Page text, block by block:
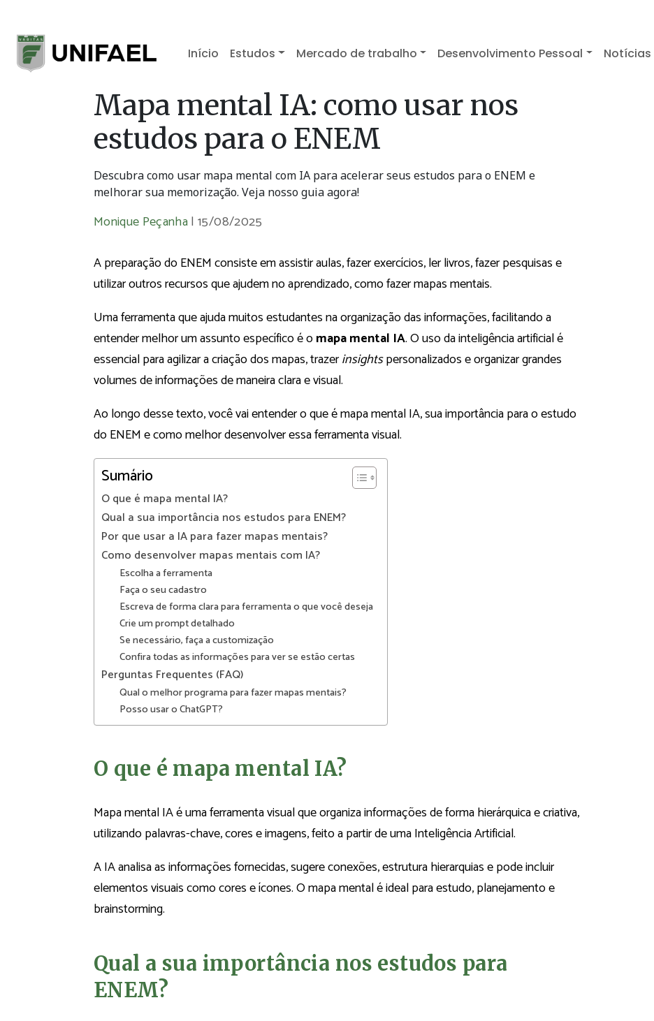
Início Estudos Mercado de trabalho Desenvolvimento Pessoal Notícias
Mapa mental IA: como usar nos
estudos para o ENEM
Descubra como usar mapa mental com IA para acelerar seus estudos para o ENEM e
melhorar sua memorização. Veja nosso guia agora!
Monique Peçanha |15/08/2025
A preparação do ENEM consiste em assistir aulas, fazer exercícios, ler livros, fazer pesquisas e
utilizar outros recursos que ajudem no aprendizado, como fazer mapas mentais.
Uma ferramenta que ajuda muitos estudantes na organização das informações, facilitando a
entender melhor um assunto específico é omapa mental IA. O uso da inteligência artificial é
essencial para agilizar a criação dos mapas, trazerinsightspersonalizados e organizar grandes
volumes de informações de maneira clara e visual.
Ao longo desse texto, você vai entender o que é mapa mental IA, sua importância para o estudo
do ENEM e como melhor desenvolver essa ferramenta visual.
Sumário
O que é mapa mental IA?
Qual a sua importância nos estudos para ENEM?
Por que usar a IA para fazer mapas mentais?
Como desenvolver mapas mentais com IA?
Escolha a ferramenta
Faça o seu cadastro
Escreva de forma clara para ferramenta o que você deseja
Crie um prompt detalhado
Se necessário, faça a customização
Confira todas as informações para ver se estão certas
Perguntas Frequentes (FAQ)
Qual o melhor programa para fazer mapas mentais?
Posso usar o ChatGPT?
O que é mapa mental IA?
Mapa mental IA é uma ferramenta visual que organiza informações de forma hierárquica e criativa,
utilizando palavras-chave, cores e imagens, feito a partir de uma Inteligência Artificial.
A IA analisa as informações fornecidas, sugere conexões, estrutura hierarquias e pode incluir
elementos visuais como cores e ícones. O mapa mental é ideal para estudo, planejamento e
brainstorming.
Qual a sua importância nos estudos para
ENEM?